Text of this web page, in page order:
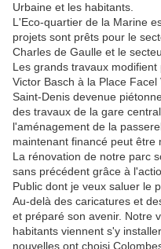
Urbaine et les habitants.
L'Eco-quartier de la Marine
projets sont prêts pour le
Charles de Gaulle et le
Les grands travaux
Victor Basch à la Place
Saint-Denis devenue
des travaux de la gare
l'aménagement de la
maintenant financé peut être
La rénovation de notre parc
sans précédent grâce à
Public dont je veux saluer le
Au-delà des caricatures et
et préparé son avenir. Notre
habitants viennent s'y
nouvelles ont choisi